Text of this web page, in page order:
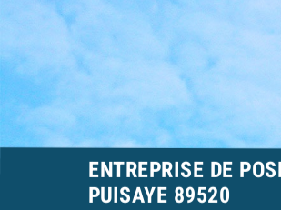
ENTREPRISE DE
PUISAYE 89520